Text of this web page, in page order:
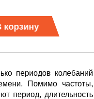
корзину
периодов колебаний
Помимо частоты,
период, длительность